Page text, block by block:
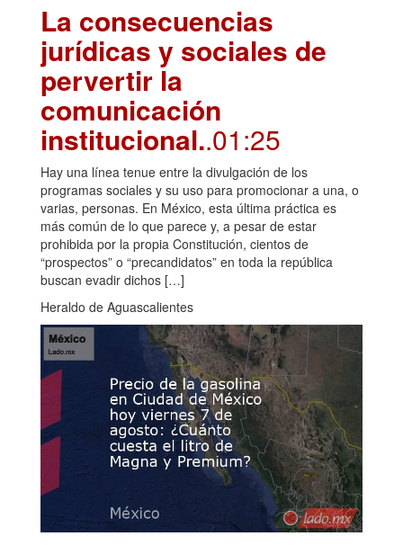
La consecuencias
jurídicas y sociales de
pervertir la
comunicación
institucional..01:25
Hay una línea tenue entre la divulgación de los
programas sociales y su uso para promocionar a una, o
varias, personas. En México, esta última práctica es
más común de lo que parece y, a pesar de estar
prohibida por la propia Constitución, cientos de
“prospectos” o “precandidatos” en toda la república
buscan evadir dichos […]
Heraldo de Aguascalientes